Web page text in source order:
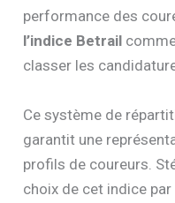
performance des
l’indice Betrail
classer les
Ce système de
garantit une
profils de coureurs.
choix de cet indice